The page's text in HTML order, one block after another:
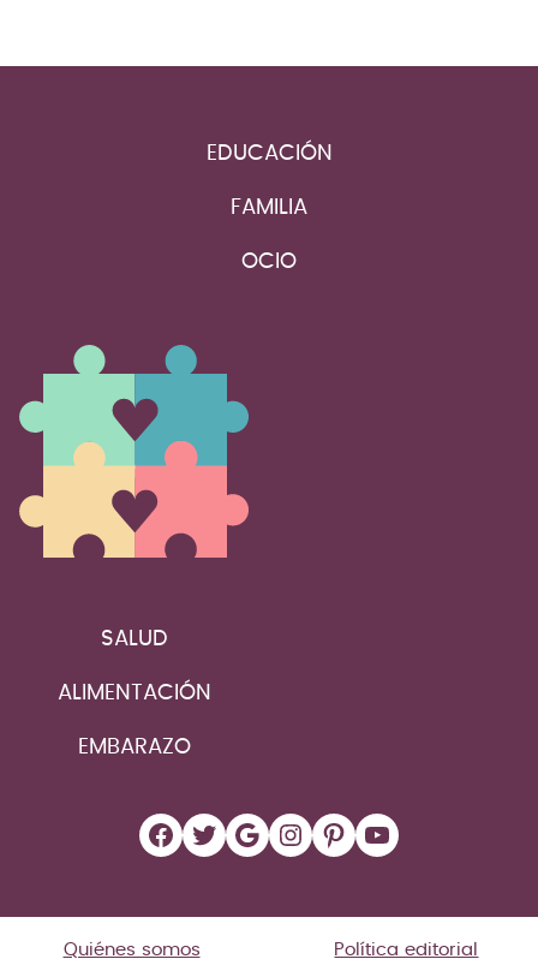
EDUCACIÓN
FAMILIA
OCIO
SALUD
ALIMENTACIÓN
EMBARAZO
Facebook
Twitter
Google
Instagram
Pinterest
YouTube
Quiénes somos Política editorial